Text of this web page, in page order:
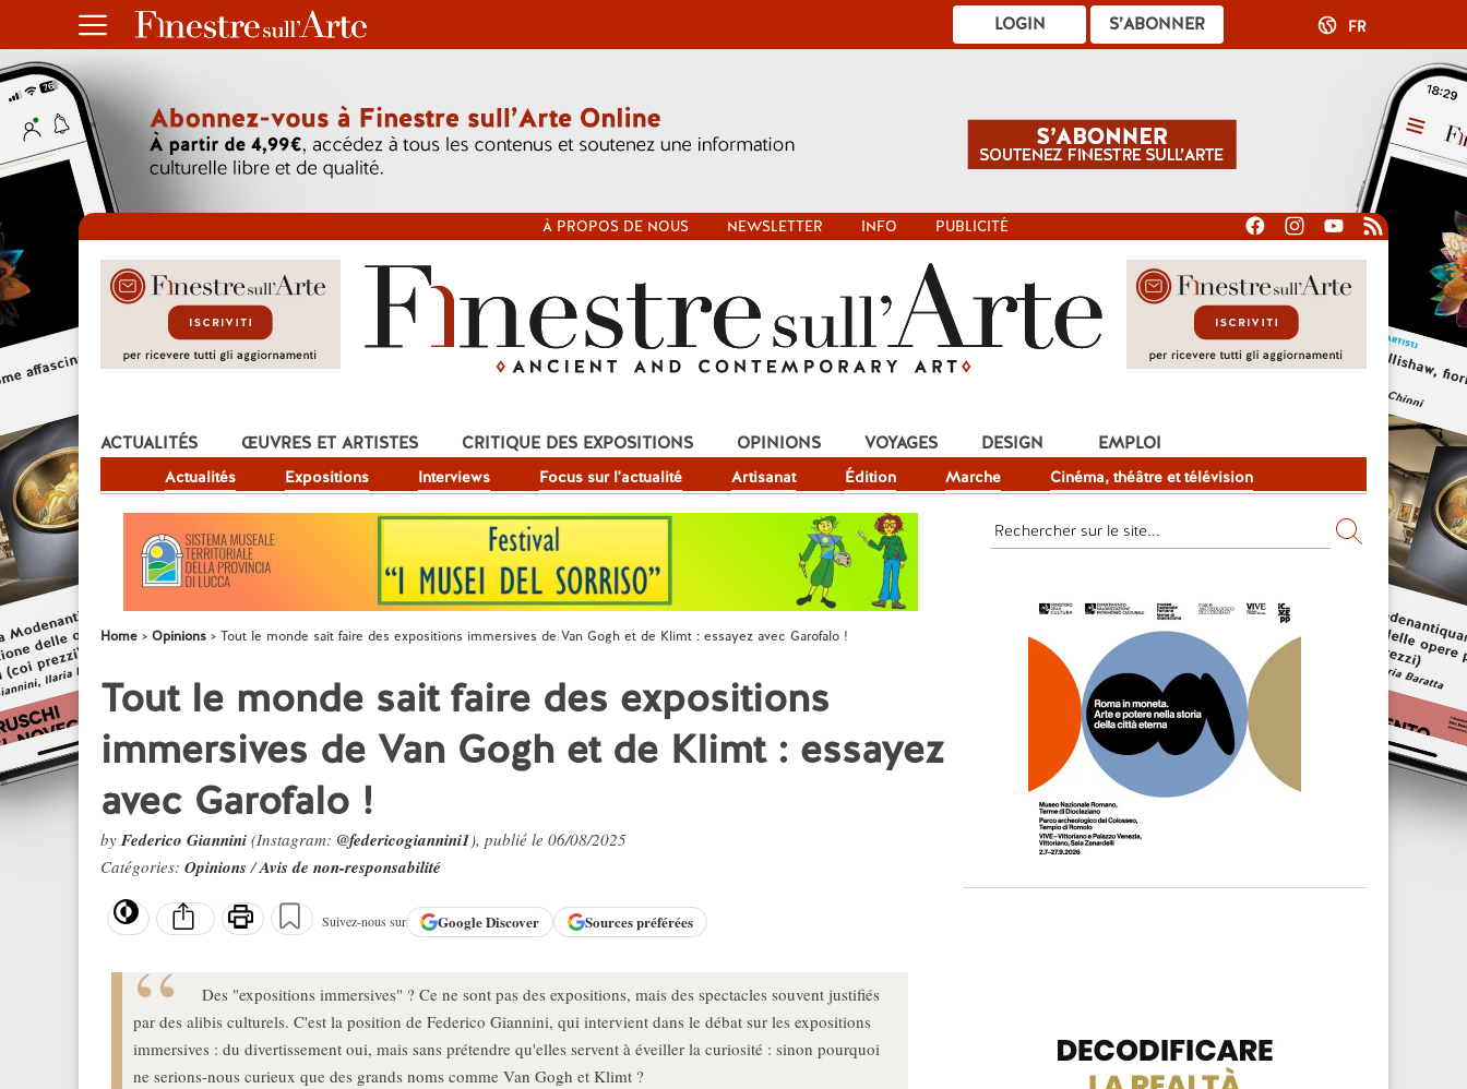
S’ABONNER
LOGIN FR
À PROPOS DE NOUS NEWSLETTER INFO PUBLICITÉ
ACTUALITÉS
Actualités Expositions Interviews Focus sur l'actualité Artisanat Édition Marche Cinéma, théâtre et télévision
ŒUVRES ET ARTISTES CRITIQUE DES EXPOSITIONS OPINIONS VOYAGES DESIGN EMPLOI
Home Opinions Tout le monde sait faire des expositions immersives de Van Gogh et de Klimt : essayez avec Garofalo !
Tout le monde sait faire des expositions
immersives de Van Gogh et de Klimt : essayez
avec Garofalo !
by Federico Giannini (Instagram: @federicogiannini1), publié le 06/08/2025
Catégories: Opinions/Avis de non-responsabilité
Suivez-nous sur GoogleDiscover Sources préférées
Des "expositions immersives" ? Ce ne sont pas des expositions, mais des spectacles souvent justifiés
par des alibis culturels. C'est la position de Federico Giannini, qui intervient dans le débat sur les expositions
immersives : du divertissement oui, mais sans prétendre qu'elles servent à éveiller la curiosité : sinon pourquoi
ne serions-nous curieux que des grands noms comme Van Gogh et Klimt ?